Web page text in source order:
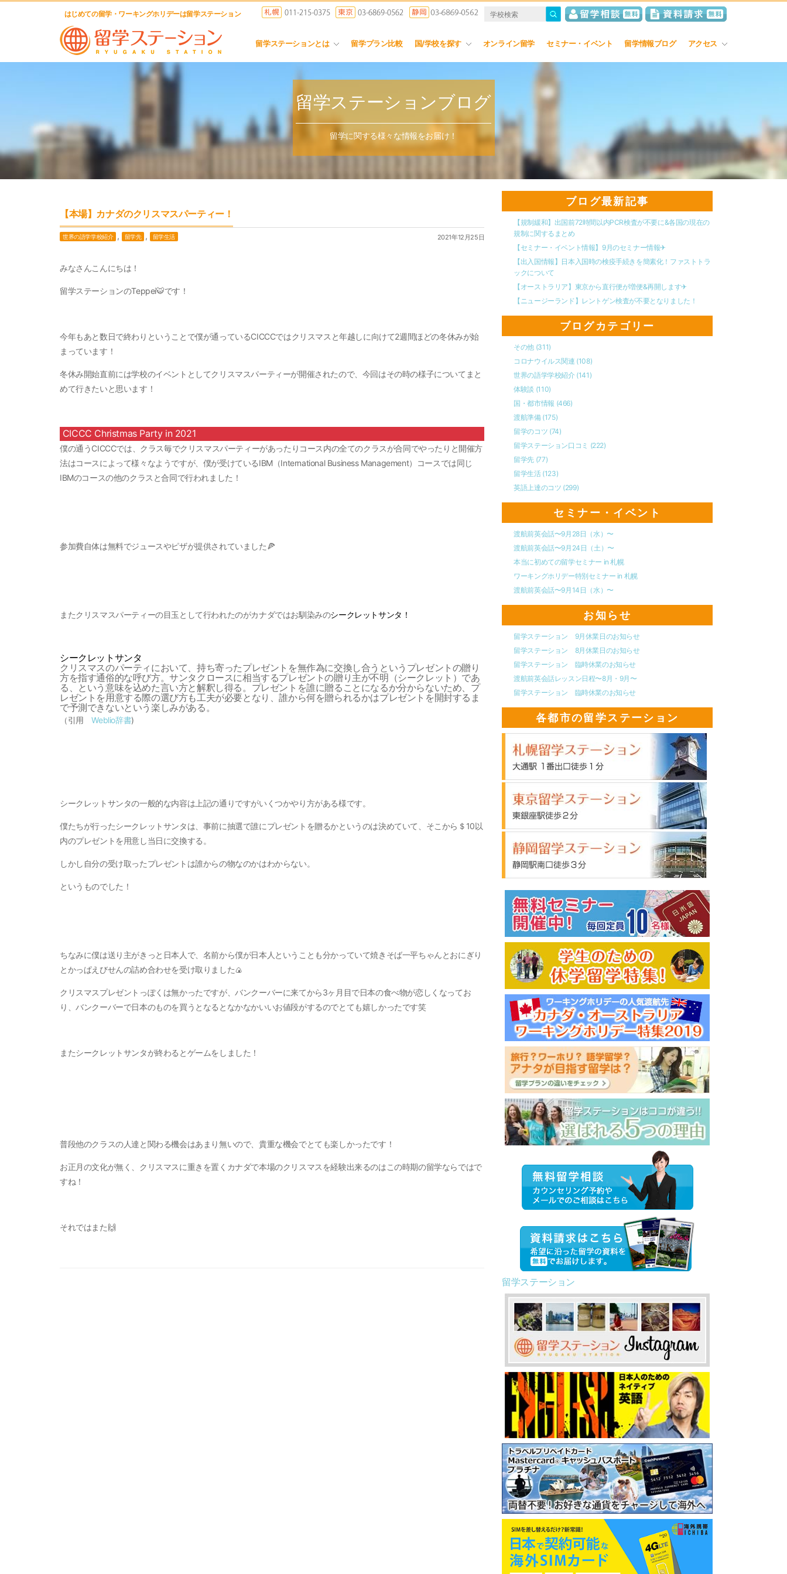
はじめての留学・ワーキングホリデーは留学ステーション
留学ステーションとは 留学プラン比較 国/学校を探す オンライン留学 セミナー・イベント 留学情報ブログ アクセス
留学ステーションブログ
留学に関する様々な情報をお届け！
【本場】カナダのクリスマスパーティー！
世界の語学学校紹介 , 留学先 , 留学生活 2021年12月25日
みなさんこんにちは！
留学ステーションのTeppei🐯です！
今年もあと数日で終わりということで僕が通っているCICCCではクリスマスと年越しに向けて2週間ほどの冬休みが始
まっています！
冬休み開始直前には学校のイベントとしてクリスマスパーティーが開催されたので、今回はその時の様子についてまと
めて行きたいと思います！
CICCC Christmas Party in 2021
僕の通うCICCCでは、クラス毎でクリスマスパーティーがあったりコース内の全てのクラスが合同でやったりと開催方
法はコースによって様々なようですが、僕が受けているIBM（International Business Management）コースでは同じ
IBMのコースの他のクラスと合同で行われました！
参加費自体は無料でジュースやピザが提供されていました🍕
またクリスマスパーティーの目玉として行われたのがカナダではお馴染みのシークレットサンタ！
シークレットサンタ
クリスマスのパーティにおいて、持ち寄ったプレゼントを無作為に交換し合うというプレゼントの贈り
方を指す通俗的な呼び方。サンタクロースに相当するプレゼントの贈り主が不明（シークレット）であ
る、という意味を込めた言い方と解釈し得る。プレゼントを誰に贈ることになるか分からないため、プ
レゼントを用意する際の選び方も工夫が必要となり、誰から何を贈られるかはプレゼントを開封するま
で予測できないという楽しみがある。
（引用Weblio辞書)
シークレットサンタの一般的な内容は上記の通りですがいくつかやり方がある様です。
僕たちが行ったシークレットサンタは、事前に抽選で誰にプレゼントを贈るかというのは決めていて、そこから＄10以
内のプレゼントを用意し当日に交換する。
しかし自分の受け取ったプレゼントは誰からの物なのかはわからない。
というものでした！
ちなみに僕は送り主がきっと日本人で、名前から僕が日本人ということも分かっていて焼きそば一平ちゃんとおにぎり
とかっぱえびせんの詰め合わせを受け取りました🍙
クリスマスプレゼントっぽくは無かったですが、バンクーバーに来てから3ヶ月目で日本の食べ物が恋しくなってお
り、バンクーバーで日本のものを買うとなるとなかなかいいお値段がするのでとても嬉しかったです笑
またシークレットサンタが終わるとゲームをしました！
普段他のクラスの人達と関わる機会はあまり無いので、貴重な機会でとても楽しかったです！
お正月の文化が無く、クリスマスに重きを置くカナダで本場のクリスマスを経験出来るのはこの時期の留学ならではで
すね！
それではまた🙌
ブログ最新記事
【規制緩和】出国前72時間以内PCR検査が不要に&各国の現在の
規制に関するまとめ
【セミナー・イベント情報】9月のセミナー情報✈︎
【出入国情報】日本入国時の検疫手続きを簡素化！ファストトラ
ックについて
【オーストラリア】東京から直行便が増便&再開します✈︎
【ニュージーランド】レントゲン検査が不要となりました！
ブログカテゴリー
その他 (311)
コロナウイルス関連 (108)
世界の語学学校紹介 (141)
体験談 (110)
国・都市情報 (466)
渡航準備 (175)
留学のコツ (74)
留学ステーション口コミ (222)
留学先 (77)
留学生活 (123)
英語上達のコツ (299)
セミナー・イベント
渡航前英会話〜9月28日（水）〜
渡航前英会話〜9月24日（土）〜
本当に初めての留学セミナー in 札幌
ワーキングホリデー特別セミナー in 札幌
渡航前英会話〜9月14日（水）〜
お知らせ
留学ステーション 9月休業日のお知らせ
留学ステーション 8月休業日のお知らせ
留学ステーション 臨時休業のお知らせ
渡航前英会話レッスン日程〜8月・9月〜
留学ステーション 臨時休業のお知らせ
各都市の留学ステーション
留学ステーション